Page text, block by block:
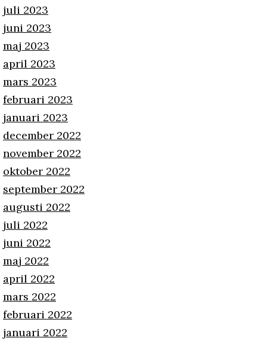
juli 2023
juni 2023
maj 2023
april 2023
mars 2023
februari 2023
januari 2023
december 2022
november 2022
oktober 2022
september 2022
augusti 2022
juli 2022
juni 2022
maj 2022
april 2022
mars 2022
februari 2022
januari 2022